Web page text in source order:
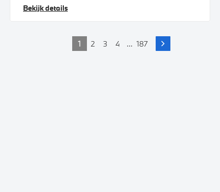
Bekijk details
1 2 3 4 ... 187